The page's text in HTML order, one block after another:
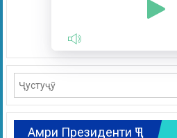
Амри Президенти ҶТ